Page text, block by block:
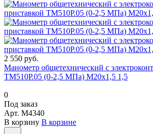
2 550 руб.
Манометр общетехнический с
ТМ510Р.05 (0-2,5 МПа) М20х1,5 1,5
0
Под заказ
Арт. M4340
В корзину В корзине